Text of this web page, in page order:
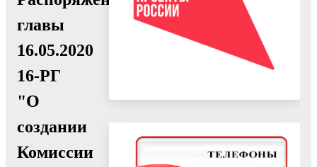
главы
16.05.2020
16-РГ
"О
создании
Комиссии